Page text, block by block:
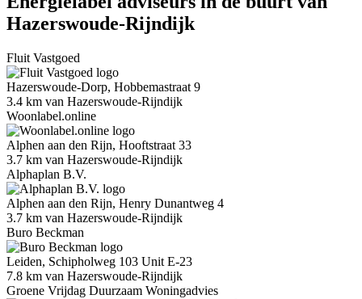
Hazerswoude-Rijndijk
Fluit Vastgoed
Hazerswoude-Dorp, Hobbemastraat 9
3.4 km van Hazerswoude-Rijndijk
Woonlabel.online
Alphen aan den Rijn, Hooftstraat 33
3.7 km van Hazerswoude-Rijndijk
Alphaplan B.V.
Alphen aan den Rijn, Henry Dunantweg 4
3.7 km van Hazerswoude-Rijndijk
Buro Beckman
Leiden, Schipholweg 103 Unit E-23
7.8 km van Hazerswoude-Rijndijk
Groene Vrijdag Duurzaam Woningadvies